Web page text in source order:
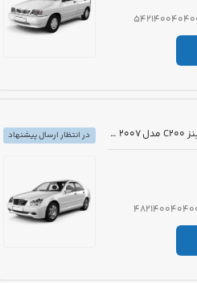
مزایده دولتی خودرو بنز C200 مدل 2007 رنگ خاکستری
در انتظار ارسال پیشنهاد